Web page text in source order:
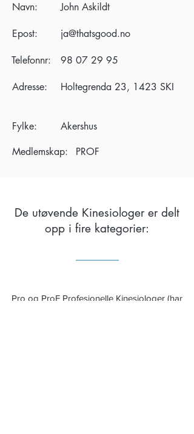
Navn: John Askildt
Epost: ja@thatsgood.no
Telefonnr: 98 07 29 95
Adresse: Holtegrenda 23, 1423 SKI
Fylke:
Akershus
Medlemskap:
PROF
De utøvende Kinesiologer er delt
opp i fire kategorier:
Pro og ProF Profesjonelle Kinesiologer (har